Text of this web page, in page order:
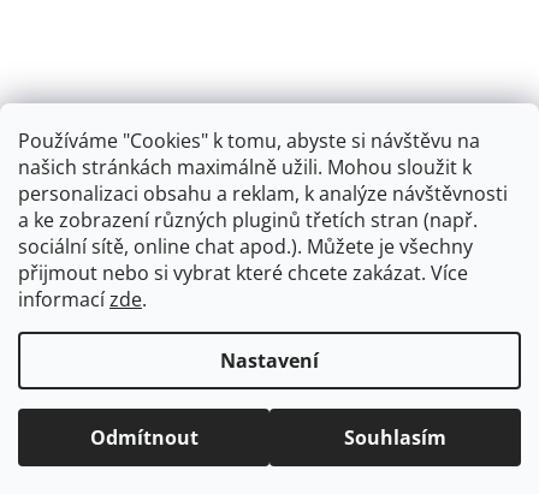
Používáme "Cookies" k tomu, abyste si návštěvu na
našich stránkách maximálně užili. Mohou sloužit k
personalizaci obsahu a reklam, k analýze návštěvnosti
a ke zobrazení různých pluginů třetích stran (např.
sociální sítě, online chat apod.). Můžete je všechny
přijmout nebo si vybrat které chcete zakázat. Více
informacízde.
Nastavení
Odmítnout Souhlasím
Retro koupelna
Vytvořil Shoptet + plnenieshopu.cz
Copyright 2026Dřezová-baterie.cz. Všechna práva